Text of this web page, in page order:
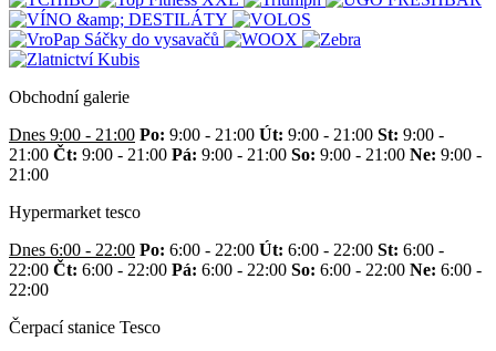
Obchodní galerie
Dnes 9:00 - 21:00 Po: 9:00 - 21:00 Út: 9:00 - 21:00 St: 9:00 -
21:00 Čt: 9:00 - 21:00 Pá: 9:00 - 21:00 So: 9:00 - 21:00 Ne: 9:00 -
21:00
Hypermarket tesco
Dnes 6:00 - 22:00 Po: 6:00 - 22:00 Út: 6:00 - 22:00 St: 6:00 -
22:00 Čt: 6:00 - 22:00 Pá: 6:00 - 22:00 So: 6:00 - 22:00 Ne: 6:00 -
22:00
Čerpací stanice Tesco